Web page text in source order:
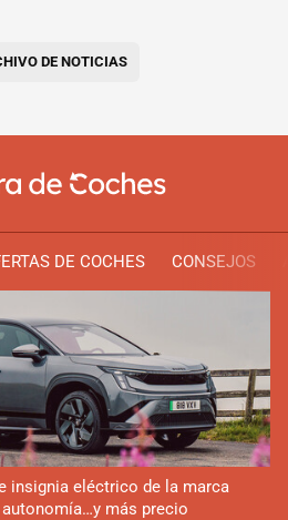
DE NOTICIAS
DE COCHES CONSEJOS
insignia eléctrico de la marca
más precio